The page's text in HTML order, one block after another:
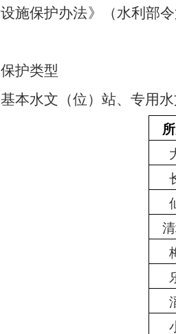
设施保护办法》（水利部
护类型
本水文（位）站、 专用